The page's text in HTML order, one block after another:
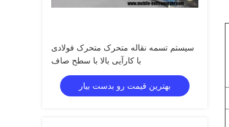
سیستم تسمه نقاله متحرک متحرک فولادی
با کارآیی بالا با سطح صاف
بهترین قیمت رو بدست بیار